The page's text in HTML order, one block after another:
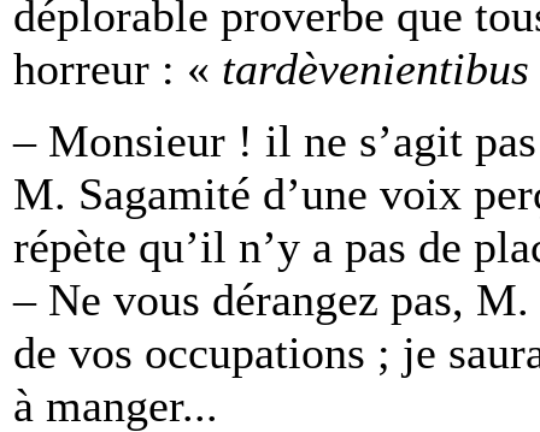
déplorable proverbe que
horreur : « tardèvenientibus
– Monsieur ! il ne s’agit
M. Sagamité d’une voix
répète qu’il n’y a pas de
– Ne vous dérangez pas,
de vos occupations ; je
à manger...